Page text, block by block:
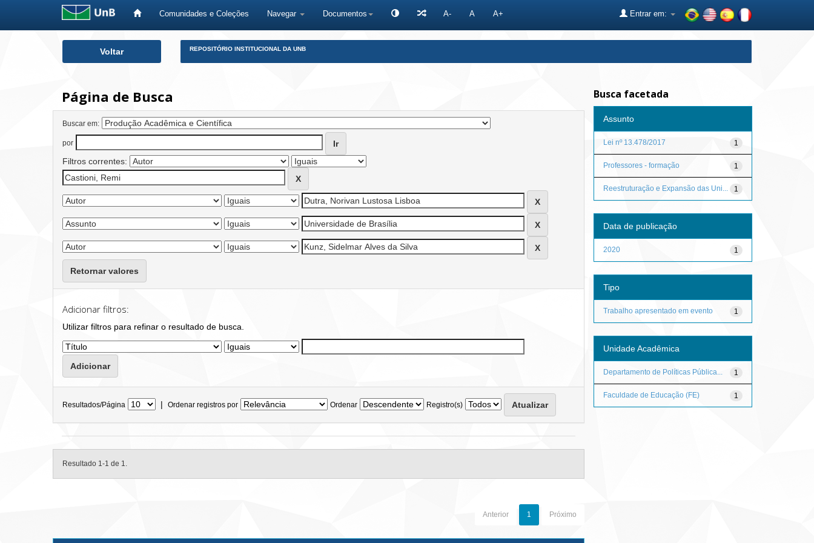
Comunidades e Coleções Navegar Documentos A- A A+ Entrar em:
Voltar REPOSITÓRIO INSTITUCIONAL DA UNB
Página de Busca
Buscar em:
por
Filtros correntes:
Retornar valores
Adicionar filtros:
Utilizar filtros para refinar o resultado de busca.
Resultados/Página | Ordenar registros por Ordenar Registro(s)
Resultado 1-1 de 1.
Anterior 1 Próximo
Busca facetada
Assunto
1
Lei nº 13.478/2017
1
Professores - formação
1
Reestruturação e Expansão das Uni...
Data de publicação
1
2020
Tipo
1
Trabalho apresentado em evento
Unidade Acadêmica
1
Departamento de Políticas Pública...
1
Faculdade de Educação (FE)